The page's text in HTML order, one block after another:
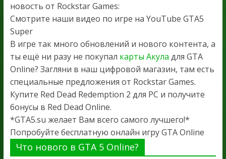
новость от Rockstar Games:
Смотрите наши видео по игре на YouTube GTA5
Super
В игре так много обновлений и нового контента, а
ты ещё ни разу не покупал карты Акула для GTA
Online? Загляни в наш цифровой магазин, там есть
специальные предложения от Rockstar Games.
Купите Red Dead Redemption 2 для PC и получите
бонусы в Red Dead Online.
*GTA5.su желает Вам всего самого лучшего!*
Попробуйте бесплатную онлайн игру GTA Online
Что нового в GTA 5 Online?